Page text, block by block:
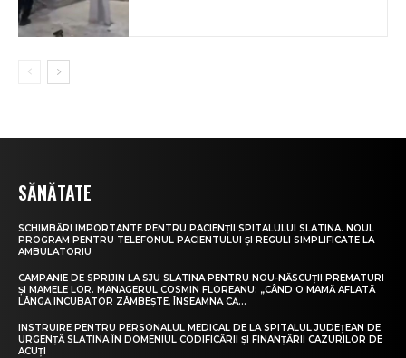
SĂNĂTATE
SCHIMBĂRI IMPORTANTE PENTRU PACIENȚII SPITALULUI SLATINA. NOUL
PROGRAM PENTRU TELEFONUL PACIENTULUI ȘI REGULI SIMPLIFICATE LA
AMBULATORIU
CAMPANIE DE SPRIJIN LA SJU SLATINA PENTRU NOU-NĂSCUȚII PREMATURI
ȘI MAMELE LOR. MANAGERUL COSMIN FLOREANU: „CÂND O MAMĂ AFLATĂ
LÂNGĂ INCUBATOR ZÂMBEȘTE, ÎNSEAMNĂ CĂ...
INSTRUIRE PENTRU PERSONALUL MEDICAL DE LA SPITALUL JUDEȚEAN DE
URGENȚĂ SLATINA ÎN DOMENIUL CODIFICĂRII ȘI FINANȚĂRII CAZURILOR DE
ACUȚI